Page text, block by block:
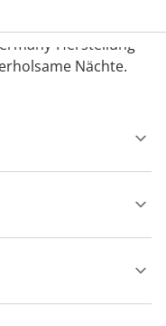
Herstellung
Nächte.